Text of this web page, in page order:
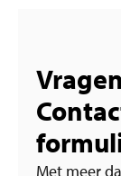
Met meer